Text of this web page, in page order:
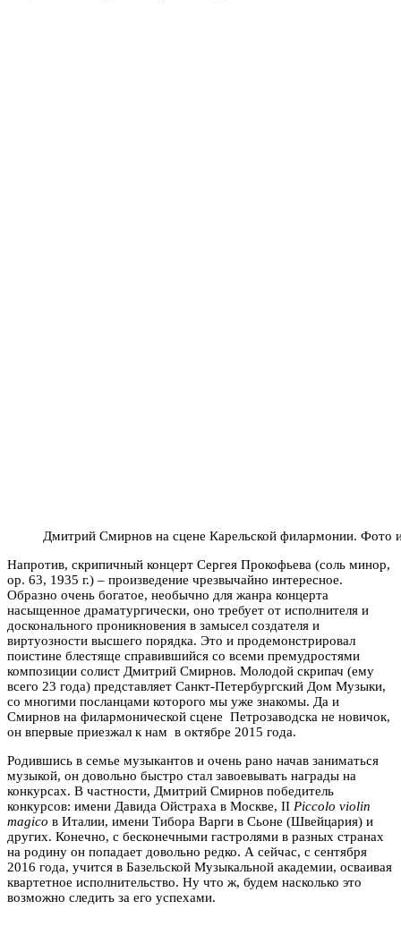
Дмитрий Смирнов на сцене Карельской филармонии. Фото
Напротив, скрипичный концерт Сергея Прокофьева (соль минор,
ор. 63, 1935 г.) – произведение чрезвычайно интересное.
Образно очень богатое, необычно для жанра концерта
насыщенное драматургически, оно требует от исполнителя и
досконального проникновения в замысел создателя и
виртуозности высшего порядка. Это и продемонстрировал
поистине блестяще справившийся со всеми премудростями
композиции солист Дмитрий Смирнов. Молодой скрипач (ему
всего 23 года) представляет Санкт-Петербургский Дом Музыки,
со многими посланцами которого мы уже знакомы. Да и
Смирнов на филармонической сцене Петрозаводска не новичок,
он впервые приезжал к нам в октябре 2015 года.
Родившись в семье музыкантов и очень рано начав заниматься
музыкой, он довольно быстро стал завоевывать награды на
конкурсах. В частности, Дмитрий Смирнов победитель
конкурсов: имени Давида Ойстраха в Москве, II Piccolo violin
magico в Италии, имени Тибора Варги в Сьоне (Швейцария) и
других. Конечно, с бесконечными гастролями в разных странах
на родину он попадает довольно редко. А сейчас, с сентября
2016 года, учится в Базельской Музыкальной академии, осваивая
квартетное исполнительство. Ну что ж, будем насколько это
возможно следить за его успехами.